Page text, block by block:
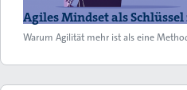
Agiles Mindset als
Warum Agilität mehr ist als eine